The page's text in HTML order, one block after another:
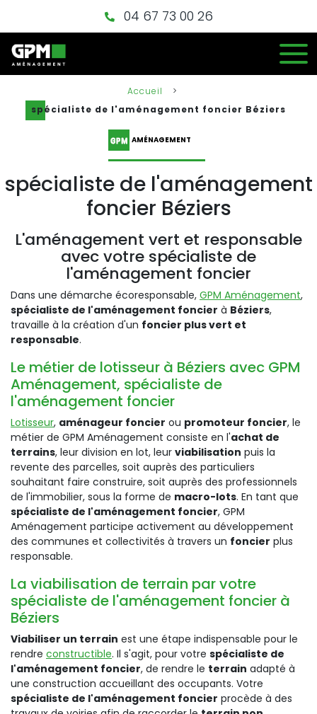
04 67 73 00 26
Accueil
>
spécialiste de l'aménagement foncier Béziers
AMÉNAGEMENT
spécialiste de l'aménagement
foncier Béziers
L'aménagement vert et responsable
avec votre spécialiste de
l'aménagement foncier
Dans une démarche écoresponsable, GPM Aménagement,
spécialiste de l'aménagement foncier à Béziers,
travaille à la création d'un foncier plus vert et
responsable.
Le métier de lotisseur à Béziers avec GPM
Aménagement, spécialiste de
l'aménagement foncier
Lotisseur, aménageur foncier ou promoteur foncier, le
métier de GPM Aménagement consiste en l'achat de
terrains, leur division en lot, leur viabilisation puis la
revente des parcelles, soit auprès des particuliers
souhaitant faire construire, soit auprès des professionnels
de l'immobilier, sous la forme de macro-lots. En tant que
spécialiste de l'aménagement foncier, GPM
Aménagement participe activement au développement
des communes et collectivités à travers un foncier plus
responsable.
La viabilisation de terrain par votre
spécialiste de l'aménagement foncier à
Béziers
Viabiliser un terrain est une étape indispensable pour le
rendre constructible. Il s'agit, pour votre spécialiste de
l'aménagement foncier, de rendre le terrain adapté à
une construction accueillant des occupants. Votre
spécialiste de l'aménagement foncier procède à des